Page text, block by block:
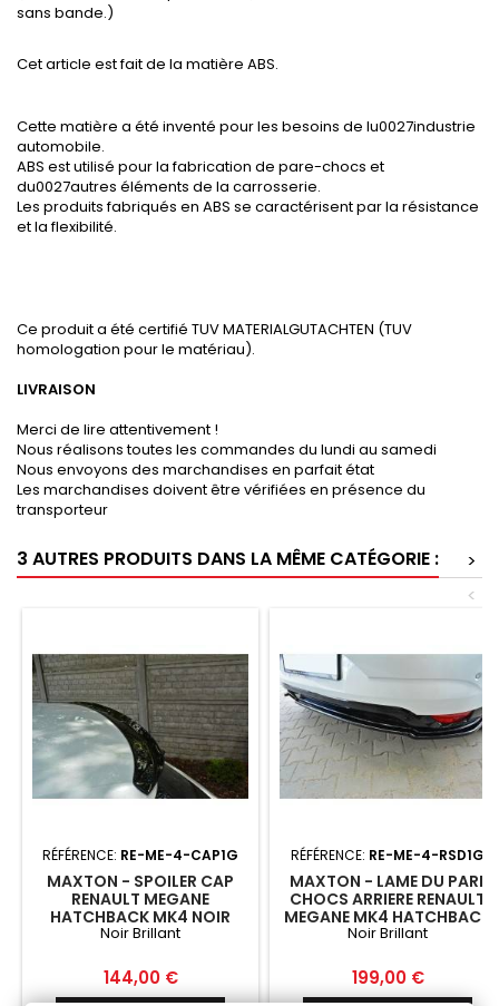
sans bande.)
Cet article est fait de la matière ABS.
Cette matière a été inventé pour les besoins de lu0027industrie
automobile.
ABS est utilisé pour la fabrication de pare-chocs et
du0027autres éléments de la carrosserie.
Les produits fabriqués en ABS se caractérisent par la résistance
et la flexibilité.
Ce produit a été certifié TUV MATERIALGUTACHTEN (TUV
homologation pour le matériau).
LIVRAISON
Merci de lire attentivement !
Nous réalisons toutes les commandes du lundi au samedi
Nous envoyons des marchandises en parfait état
Les marchandises doivent être vérifiées en présence du
transporteur
3 AUTRES PRODUITS DANS LA MÊME CATÉGORIE :
>
<
RÉFÉRENCE: RE-ME-4-CAP1G
MAXTON - SPOILER CAP
RENAULT MEGANE
HATCHBACK MK4 NOIR
BRILLANT
Noir Brillant
Prix
144,00 €
RÉFÉRENCE: RE-ME-4-RSD1G
MAXTON - LAME DU PARE
CHOCS ARRIERE RENAULT
MEGANE MK4 HATCHBACK
NOIR BRILLANT
Noir Brillant
Prix
199,00 €